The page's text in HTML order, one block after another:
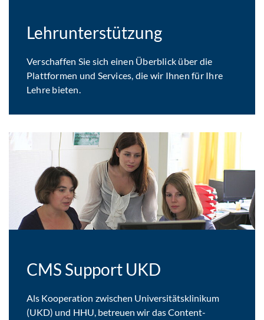
Lehrunterstützung
Verschaffen Sie sich einen Überblick über die
Plattformen und Services, die wir Ihnen für Ihre
Lehre bieten.
CMS Support UKD
Als Kooperation zwischen Universitätsklinikum
(UKD) und HHU, betreuen wir das Content-